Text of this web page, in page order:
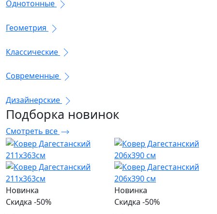
Однотонные
Геометрия
Классические
Современные
Дизайнерские
Подборка новинок
Смотреть все
Новинка
Скидка -50%
Новинка
Скидка -50%